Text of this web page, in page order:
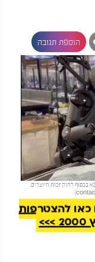
הוספת תגובה
הרובוט של FigureAI. (צילום: השימוש בסרטון נעשה על פי סעיף 27א בכפוף לחוק זכות היוצרים.
)
כאן להצטרפות